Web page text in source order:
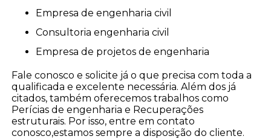
empresa de engenharia civil
consultoria engenharia civil
empresa de projetos de engenharia
Fale conosco e solicite já o que precisa com toda a
qualificada e excelente necessária. Além dos já
citados, também oferecemos trabalhos como
Perícias de engenharia e Recuperações
estruturais. Por isso, entre em contato
conosco,estamos sempre a disposição do cliente.